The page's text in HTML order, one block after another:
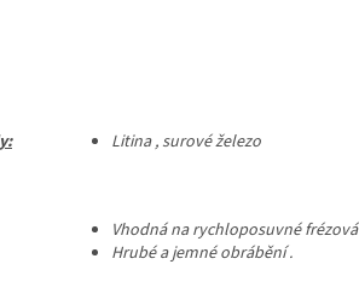
Litina , surové železo
Vhodná na rychloposuvné
Hrubé a jemné obrábění .